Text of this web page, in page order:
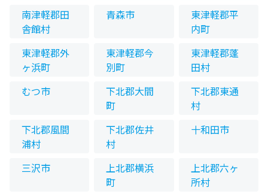
南津軽郡田
舎館村
青森市
東津軽郡平
内町
東津軽郡外
ヶ浜町
東津軽郡今
別町
東津軽郡蓬
田村
むつ市
下北郡大間
町
下北郡東通
村
下北郡風間
浦村
下北郡佐井
村
十和田市
三沢市
上北郡横浜
町
上北郡六ヶ
所村